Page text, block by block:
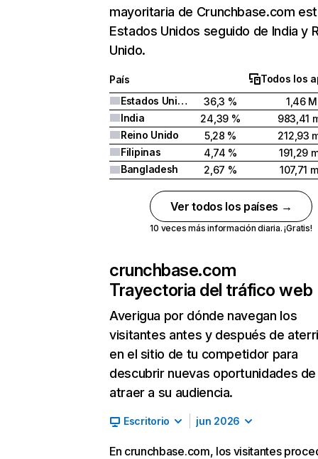
mayoritaria de Crunchbase.com
Estados Unidos seguido de India y
Unido.
País
Todos los
Estados Unidos
36,3 %
1,46 M
India
24,39 %
983,41
Reino Unido
5,28 %
212,93
Filipinas
4,74 %
191,29
Bangladesh
2,67 % 107,71
Ver todos los países →
10 veces más información diaria. ¡Gratis!
crunchbase.com
Trayectoria del tráfico web
Averigua por dónde navegan los
visitantes antes y después de
en el sitio de tu competidor para
descubrir nuevas oportunidades de
atraer a su audiencia.
Escritorio jun 2026
En crunchbase.com, los visitantes